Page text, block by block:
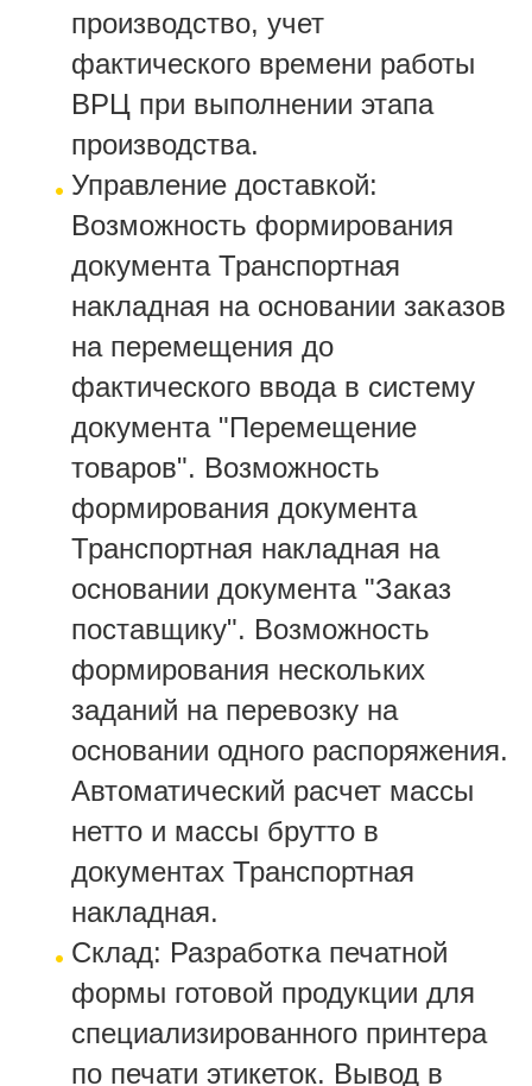
производство, учет
фактического времени работы
ВРЦ при выполнении этапа
производства.
Управление доставкой:
Возможность формирования
документа Транспортная
накладная на основании заказов
на перемещения до
фактического ввода в систему
документа "Перемещение
товаров". Возможность
формирования документа
Транспортная накладная на
основании документа "Заказ
поставщику". Возможность
формирования нескольких
заданий на перевозку на
основании одного распоряжения.
Автоматический расчет массы
нетто и массы брутто в
документах Транспортная
накладная.
Склад: Разработка печатной
формы готовой продукции для
специализированного принтера
по печати этикеток. Вывод в